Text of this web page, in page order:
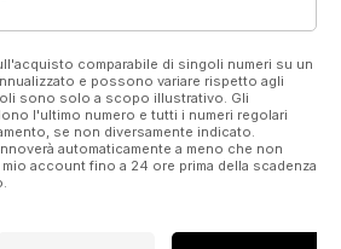
comparabile di singoli numeri su un
e possono variare rispetto agli
sono solo a scopo illustrativo. Gli
l'ultimo numero e tutti i numeri regolari
se non diversamente indicato.
automaticamente a meno che non
account fino a 24 ore prima della scadenza